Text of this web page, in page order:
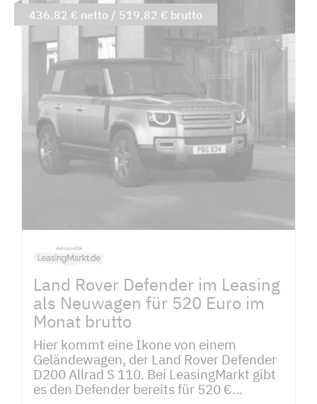
Land Rover Defender im Leasing
als Neuwagen für 520 Euro im
Monat brutto
Hier kommt eine Ikone von einem
Geländewagen, der Land Rover Defender
D200 Allrad S 110. Bei LeasingMarkt gibt
es den Defender bereits für 520 €...
436,82 € netto / 519,82 € brutto